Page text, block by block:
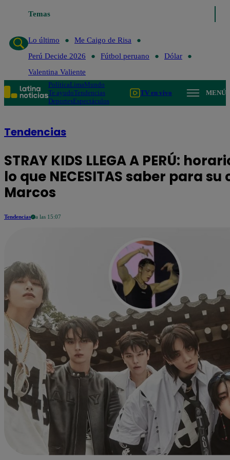
Temas
Lo último
Me Caigo de Risa
Perú Decide 2026
Fútbol peruano
Dólar
Valentina Valiente
PolíticaLimaMundo
Te ayudoTendencias
DeportesEspectáculos
TV en vivo MENÚ
Tendencias
STRAY KIDS LLEGA A PERÚ:
lo que NECESITAS saber para
Marcos
Tendencias a las 15:07